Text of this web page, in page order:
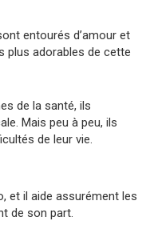
entourés d’amour et
plus adorables de cette
de la santé, ils
Mais peu à peu, ils
de leur vie.
et il aide assurément les
de son part.